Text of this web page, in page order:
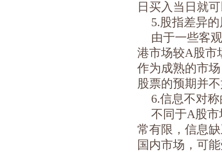
日买入当日就
5.股指差异
由于一些客
港市场较A股市
作为成熟的市
股票的预期并
6.信息不对
不同于A股
常有限，信息
国内市场，可